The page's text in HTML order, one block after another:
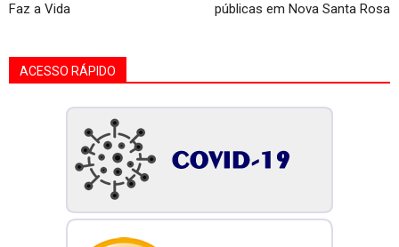
Faz a Vida
públicas em Nova Santa Rosa
ACESSO RÁPIDO